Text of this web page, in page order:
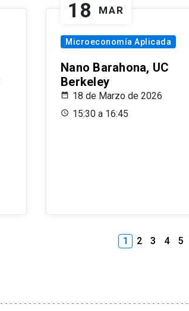
18 MAR
Microeconomía Aplicada
Nano Barahona, UC
Berkeley
18 de Marzo de 2026
15:30 a 16:45
1 2 3 4 5